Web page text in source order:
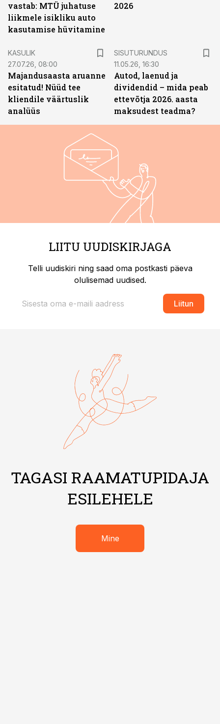
vastab: MTÜ juhatuse
liikmele isikliku auto
kasutamise hüvitamine
2026
KASULIK
27.07.26, 08:00
Majandusaasta aruanne
esitatud! Nüüd tee
kliendile väärtuslik
analüüs
SISUTURUNDUS
11.05.26, 16:30
Autod, laenud ja
dividendid – mida peab
ettevõtja 2026. aasta
maksudest teadma?
LIITU UUDISKIRJAGA
Telli uudiskiri ning saad oma postkasti päeva
olulisemad uudised.
Liitun
TAGASI RAAMATUPIDAJA
ESILEHELE
Mine